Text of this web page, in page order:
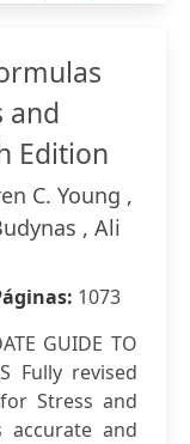
and
Edition
C. Young ,
, Ali
1073
GUIDE TO
Fully revised
Stress and
accurate and